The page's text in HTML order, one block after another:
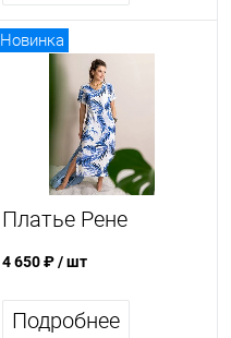
Новинка
Платье Рене
4 650 ₽/ шт
Подробнее